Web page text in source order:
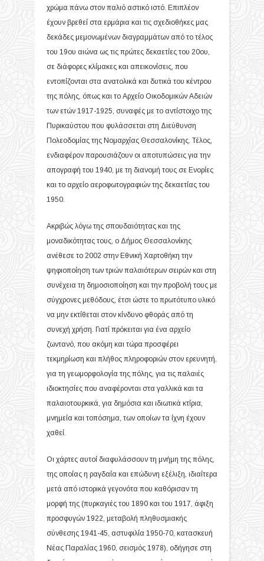
χρώμα πάνω στον παλιό αστικό ιστό. Επιπλέον
έχουν βρεθεί στα ερμάρια και τις σχεδιοθήκες μας
δεκάδες μεμονωμένων διαγραμμάτων από το τέλος
του 19ου αιώνα ως τις πρώτες δεκαετίες του 20ου,
σε διάφορες κλίμακες και απεικονίσεις, που
εντοπίζονται στα ανατολικά και δυτικά του κέντρου
της πόλης, όπως και το Αρχείο Οικοδομικών Αδειών
των ετών 1917-1925, συναφές με το αντίστοιχο της
Πυρικαύστου που φυλάσσεται στη Διεύθυνση
Πολεοδομίας της Νομαρχίας Θεσσαλονίκης. Τέλος,
ενδιαφέρον παρουσιάζουν οι αποτυπώσεις για την
απογραφή του 1940, με τη διανομή τους σε Ενορίες
και το αρχείο αεροφωτογραφιών της δεκαετίας του
1950.
Ακριβώς λόγω της σπουδαιότητας και της
μοναδικότητας τους, ο Δήμος Θεσσαλονίκης
ανέθεσε το 2002 στην Εθνική Χαρτοθήκη την
ψηφιοποίηση των τριών παλαιότερων σειρών και στη
συνέχεια τη δημοσιοποίηση και την προβολή τους με
σύγχρονες μεθόδους, έτσι ώστε το πρωτότυπο υλικό
να μην εκτίθεται στον κίνδυνο φθοράς από τη
συνεχή χρήση. Γιατί πρόκειται για ένα αρχείο
ζωντανό, που ακόμη και τώρα προσφέρει
τεκμηρίωση και πλήθος πληροφοριών στον ερευνητή,
για τη γεωμορφολογία της πόλης, για τις παλαιές
ιδιοκτησίες που αναφέρονται στα γαλλικά και τα
παλαιοτουρκικά, για δημόσια και ιδιωτικά κτίρια,
μνημεία και τοπόσημα, των οποίων τα ίχνη έχουν
χαθεί.
Οι χάρτες αυτοί διαφυλάσσουν τη μνήμη της πόλης,
της οποίας η ραγδαία και επώδυνη εξέλιξη, ιδιαίτερα
μετά από ιστορικά γεγονότα που καθόρισαν τη
μορφή της (πυρκαγιές του 1890 και του 1917, άφιξη
προσφυγών 1922, μεταβολή πληθυσμιακής
σύνθεσης 1941-45, αστυφιλία 1950-70, κατασκευή
Νέας Παραλίας 1960, σεισμός 1978), οδήγησε στη